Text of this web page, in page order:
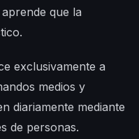
que la
exclusivamente a
medios y
diariamente mediante
de personas.